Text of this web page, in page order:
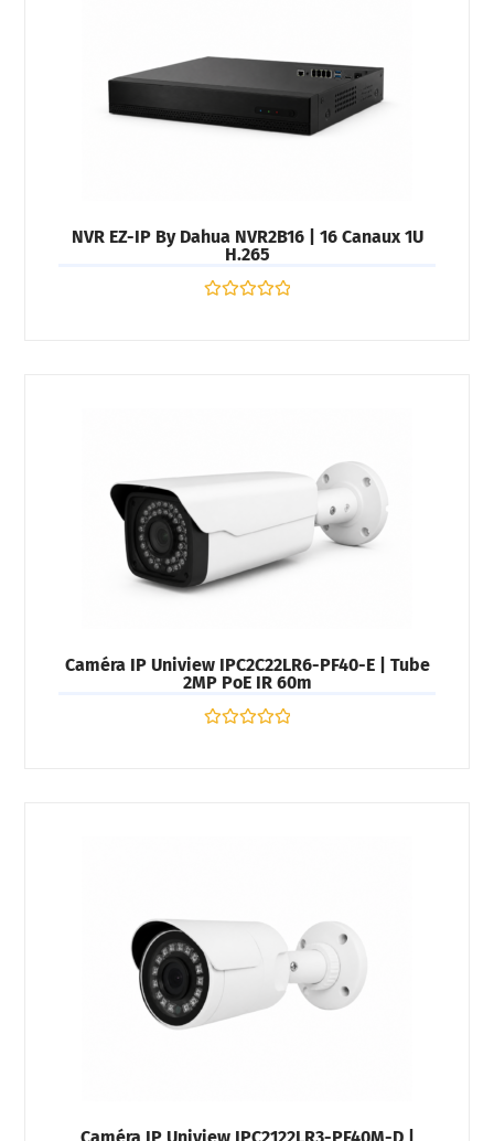
NVR EZ-IP By Dahua NVR2B16 | 16 Canaux 1U
H.265
Caméra IP Uniview IPC2C22LR6-PF40-E | Tube
2MP PoE IR 60m
Caméra IP Uniview IPC2122LR3-PF40M-D |